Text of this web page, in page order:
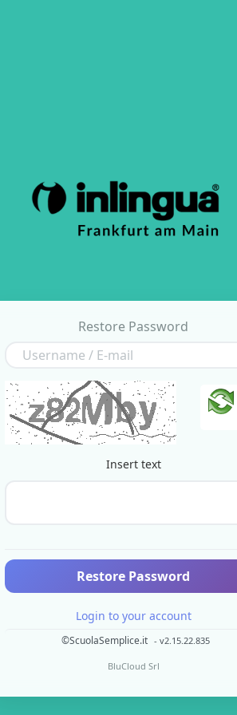
Restore Password
Insert text
Restore Password
Login to your account
©ScuolaSemplice.it - v2.15.22.835
BluCloud Srl